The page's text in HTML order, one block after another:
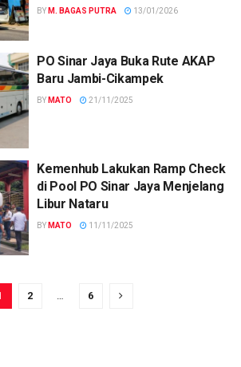
BY M. BAGAS PUTRA 13/01/2026
PO Sinar Jaya Buka Rute AKAP
Baru Jambi-Cikampek
BY MATO 21/11/2025
Kemenhub Lakukan Ramp Check
di Pool PO Sinar Jaya Menjelang
Libur Nataru
BY MATO 11/11/2025
2 … 6